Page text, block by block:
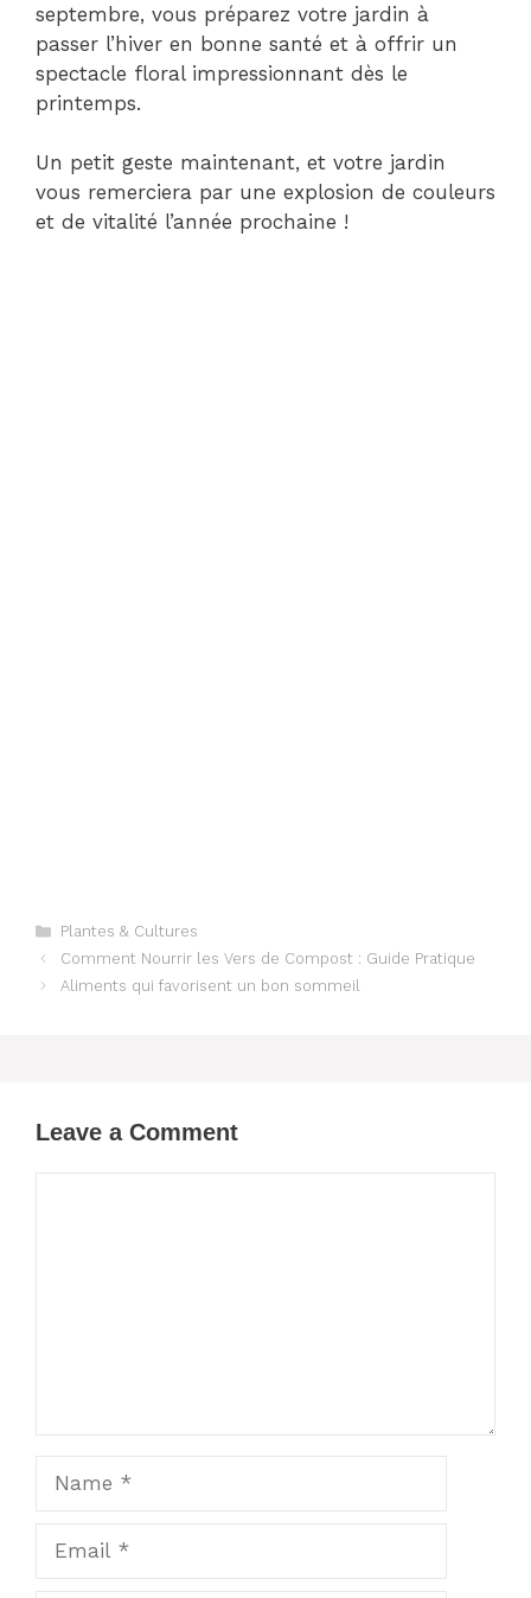
septembre, vous préparez votre jardin à
passer l’hiver en bonne santé et à offrir un
spectacle floral impressionnant dès le
printemps.
Un petit geste maintenant, et votre jardin
vous remerciera par une explosion de couleurs
et de vitalité l’année prochaine !
Categories
Plantes & Cultures
Comment Nourrir les Vers de Compost : Guide Pratique
Aliments qui favorisent un bon sommeil
Leave a Comment